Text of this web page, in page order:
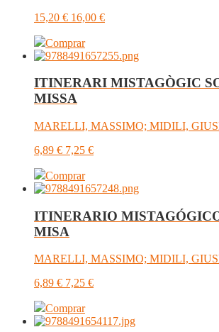
15,20 € 16,00 €
Comprar
ITINERARI MISTAGÒGIC
MISSA
MARELLI, MASSIMO; MIDILI,
6,89 € 7,25 €
Comprar
ITINERARIO
MISA
MARELLI, MASSIMO; MIDILI,
6,89 € 7,25 €
Comprar